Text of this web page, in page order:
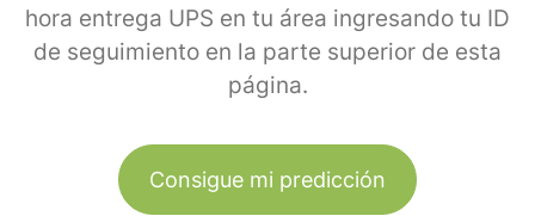
hora entrega UPS en tu área ingresando tu ID
de seguimiento en la parte superior de esta
página.
Consigue mi predicción